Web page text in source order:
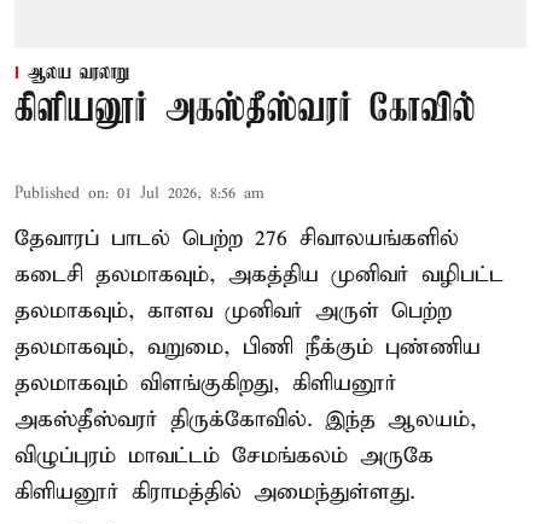
ஆலய வரலாறு
கிளியனூர் அகஸ்தீஸ்வரர் கோவில்
Published on: 01 Jul 2026, 8:56 am
தேவாரப் பாடல் பெற்ற 276 சிவாலயங்களில்
கடைசி தலமாகவும், அகத்திய முனிவர் வழிபட்ட
தலமாகவும், காளவ முனிவர் அருள் பெற்ற
தலமாகவும், வறுமை, பிணி நீக்கும் புண்ணிய
தலமாகவும் விளங்குகிறது, கிளியனூர்
அகஸ்தீஸ்வரர் திருக்கோவில். இந்த ஆலயம்,
விழுப்புரம் மாவட்டம் சேமங்கலம் அருகே
கிளியனூர் கிராமத்தில் அமைந்துள்ளது.